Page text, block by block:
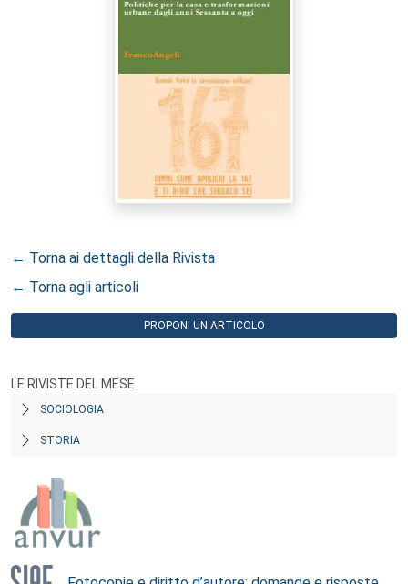
← Torna ai dettagli della Rivista
← Torna agli articoli
PROPONI UN ARTICOLO
LE RIVISTE DEL MESE
SOCIOLOGIA
STORIA